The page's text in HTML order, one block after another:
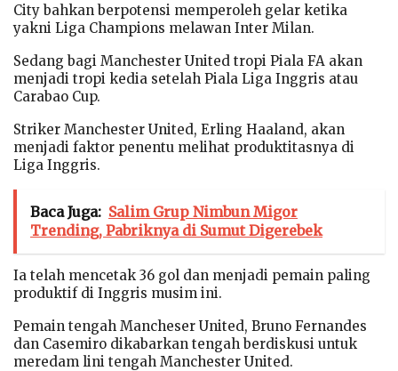
City bahkan berpotensi memperoleh gelar ketika
yakni Liga Champions melawan Inter Milan.
Sedang bagi Manchester United tropi Piala FA akan
menjadi tropi kedia setelah Piala Liga Inggris atau
Carabao Cup.
Striker Manchester United, Erling Haaland, akan
menjadi faktor penentu melihat produktitasnya di
Liga Inggris.
Baca Juga: Salim Grup Nimbun Migor
Trending, Pabriknya di Sumut Digerebek
Ia telah mencetak 36 gol dan menjadi pemain paling
produktif di Inggris musim ini.
Pemain tengah Mancheser United, Bruno Fernandes
dan Casemiro dikabarkan tengah berdiskusi untuk
meredam lini tengah Manchester United.